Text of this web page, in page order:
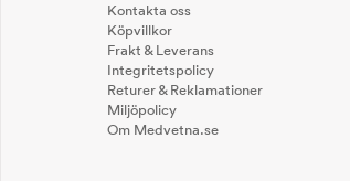
Kontakta oss
Köpvillkor
Frakt & Leverans
Integritetspolicy
Returer & Reklamationer
Miljöpolicy
Om Medvetna.se